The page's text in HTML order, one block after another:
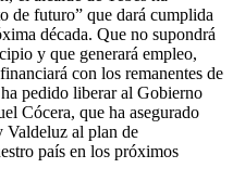
de futuro” que dará cumplida
década. Que no supondrá
y que generará empleo,
con los remanentes de
pedido liberar al Gobierno
Cócera, que ha asegurado
Valdeluz al plan de
país en los próximos